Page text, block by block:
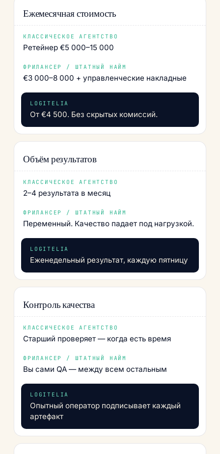
Ежемесячная стоимость
Ретейнер €5 000–15 000
€3 000–8 000 + управленческие накладные
От €4 500. Без скрытых комиссий.
Объём результатов
2–4 результата в месяц
Переменный. Качество падает под нагрузкой.
Еженедельный результат, каждую пятницу
Контроль качества
Старший проверяет — когда есть время
Вы сами QA — между всем остальным
Опытный оператор подписывает каждый
артефакт